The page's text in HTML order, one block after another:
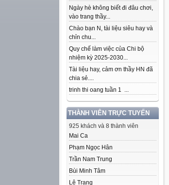
Ngày hè không biết đi đâu chơi,
vào trang thầy...
Chào bạn N, tài liệu siêu hay và
chỉn chu...
Quy chế làm việc của Chi bộ
nhiệm kỳ 2025-2030...
Tài liệu hay, cảm ơn thầy HN đã
chia sẻ....
trinh thi oang tuần 1 ...
THÀNH VIÊN TRỰC TUYẾN
925 khách và 8 thành viên
Mai Ca
Phạm Ngọc Hân
Trần Nam Trung
Bùi Minh Tâm
Lê Trang